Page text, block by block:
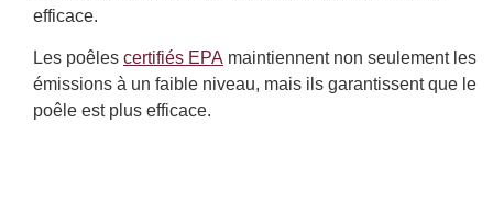
efficace.
Les poêles certifiés EPA maintiennent non seulement les
émissions à un faible niveau, mais ils garantissent que le
poêle est plus efficace.